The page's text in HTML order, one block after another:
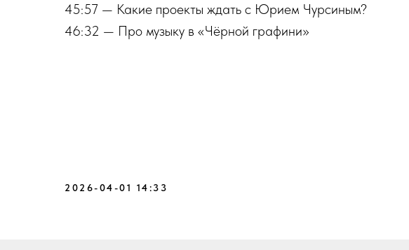
45:57 — Какие проекты ждать с Юрием Чурсиным?
46:32 — Про музыку в «Чёрной графини»
2026-04-01 14:33